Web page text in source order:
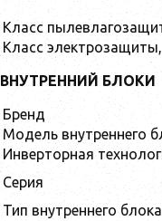
Класс
Класс
ВНУТРЕННИЙ БЛОКИ
Бренд
Модель внутреннего
Инверторная
Серия
Тип внутреннего блока